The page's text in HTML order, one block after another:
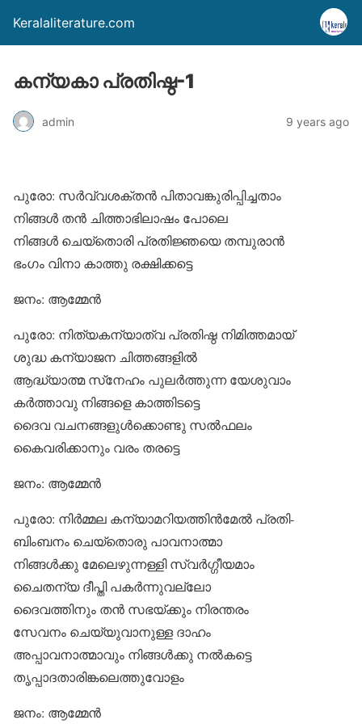
Keralaliterature.com
കന്യകാ പ്രതിഷ്ഠ-1
admin 9 years ago
പുരോ: സര്‍വ്വശക്തന്‍ പിതാവങ്കുരിപ്പിച്ചതാം
നിങ്ങള്‍ തന്‍ ചിത്താഭിലാഷം പോലെ
നിങ്ങള്‍ ചെയ്‌തൊരി പ്രതിജ്ഞയെ തമ്പുരാന്‍
ഭംഗം വിനാ കാത്തു രക്ഷിക്കട്ടെ
ജനം: ആമ്മേന്‍
പുരോ: നിത്യകന്യാത്വ പ്രതിഷ്ഠ നിമിത്തമായ്
ശുദ്ധ കന്യാജന ചിത്തങ്ങളില്‍
ആദ്ധ്യാത്മ സ്‌നേഹം പുലര്‍ത്തുന്ന യേശുവാം
കര്‍ത്താവു നിങ്ങളെ കാത്തിടട്ടെ
ദൈവ വചനങ്ങളുള്‍ക്കൊണ്ടു സല്‍ഫലം
കൈവരിക്കാനും വരം തരട്ടെ
ജനം: ആമ്മേന്‍
പുരോ: നിര്‍മ്മല കന്യാമറിയത്തിന്‍മേല്‍ പ്രതി-
ബിംബനം ചെയ്‌തൊരു പാവനാത്മാ
നിങ്ങള്‍ക്കു മേലെഴുന്നള്ളി സ്വര്‍ഗ്ഗീയമാം
ചൈതന്യ ദീപ്തി പകര്‍ന്നുവല്ലോ
ദൈവത്തിനും തന്‍ സഭയ്ക്കും നിരന്തരം
സേവനം ചെയ്യുവാനുള്ള ദാഹം
അപ്പാവനാത്മാവും നിങ്ങള്‍ക്കു നല്‍കട്ടെ
തൃപ്പാദതാരിങ്കലെത്തുവോളം
ജനം: ആമ്മേന്‍